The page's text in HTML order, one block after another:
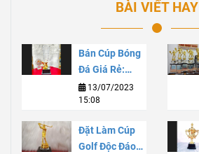
BÀI VIẾT HAY
Bán Cúp Bóng
Đá Giá Rẻ:
Chất Lượng Và
Tiết Kiệm Cho
Thao
13/07/2023
15:08
Đặt Làm Cúp
Golf Độc Đáo